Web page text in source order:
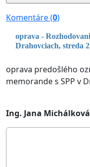
Komentáre (0)
oprava -
Drahovciach, streda
oprava predošlého
memorande s SPP v
Ing. Jana Michálková